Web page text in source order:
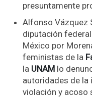
presuntamente
Alfonso Vázquez
diputación
México por
feministas de la
la UNAM lo
autoridades de
violación y acoso